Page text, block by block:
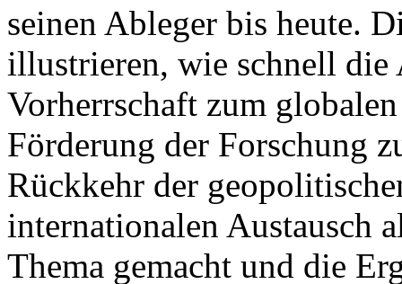
seinen Ableger bis heute.
illustrieren, wie schnell die
Vorherrschaft zum
Förderung der Forschung
Rückkehr der
internationalen Austausch
Thema gemacht und die